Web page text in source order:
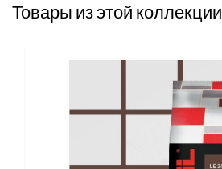
Товары из этой коллекции